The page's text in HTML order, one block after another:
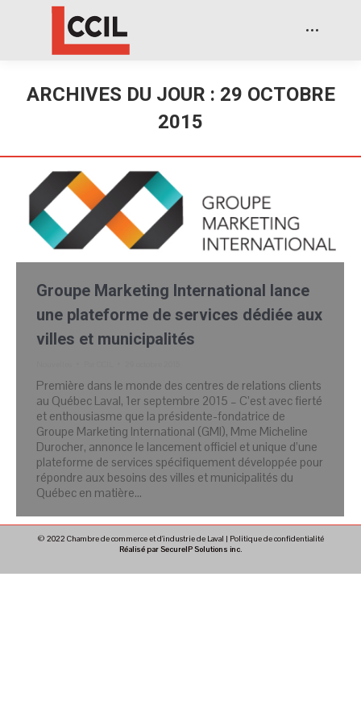
ARCHIVES DU JOUR : 29 OCTOBRE
2015
Groupe Marketing International lance
une plateforme de services dédiée aux
villes et municipalités
Première dans le monde des centres de relations clients
au Québec Laval, 1er septembre 2015 – C’est avec fierté
et enthousiasme que la présidente-fondatrice de
Groupe Marketing International (GMI), Mme Micheline
Durocher, annonce le lancement officiel et unique d’une
plateforme de services spécifiquement développée pour
répondre aux besoins des villes et municipalités du
Québec en matière…
© 2022 Chambre de commerce et d'industrie de Laval | Politique de confidentialité
Réalisé par SecureIP Solutions inc.